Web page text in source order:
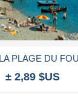
PLAGE DU
± 2,89 $US